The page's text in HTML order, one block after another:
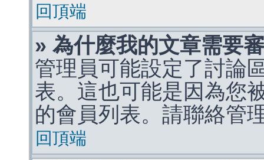
回頂端
» 為什麼我的文章需要
管理員可能設定了討論
表。這也可能是因為您
的會員列表。請聯絡管
回頂端